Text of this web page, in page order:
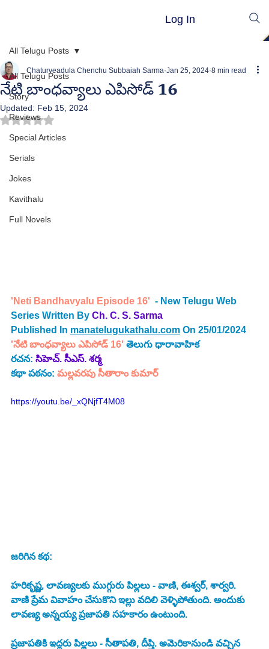
Log In
All Telugu Posts
Story
Reviews
Special Articles
Serials
Jokes
Kavithalu
Full Novels
All Telugu Posts
నేటి బాంధవ్యాలు ఎపిసోడ్ 16
Chaturveadula Chenchu Subbaiah Sarma Jan 25, 2024 8 min read
Updated: Feb 15, 2024
Rated NaN out of 5 stars.
'Neti Bandhavyalu Episode 16' - New Telugu Web
Series Written By Ch. C. S. Sarma
Published In manatelugukathalu.com On 25/01/2024
'నేటి బాంధవ్యాలు ఎపిసోడ్ 16' తెలుగు ధారావాహిక
రచన: సిహెచ్. సీఎస్. శర్మ
కథా పఠనం: మల్లవరపు సీతారాం కుమార్
https://youtu.be/_xQNjfT4M08
జరిగిన కథ:
హరికృష్ణ, లావణ్యలకు ముగ్గురు పిల్లలు - వాణి, ఈశ్వర్, శార్వరి.
వాణి ప్రేమ వివాహం చేసుకొని ఇల్లు వదిలి వెళ్ళిపోతుంది. అందుకు
లావణ్య అన్నయ్య ప్రజాపతి సహకారం ఉంటుంది.
ప్రజాపతికి ఇద్దరు పిల్లలు - సీతాపతి, దీప్తి. అమెరికానుండి వచ్చిన